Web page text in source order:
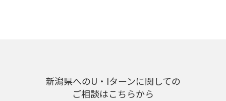
新潟県へのU・Iターンに関しての
ご相談はこちらから